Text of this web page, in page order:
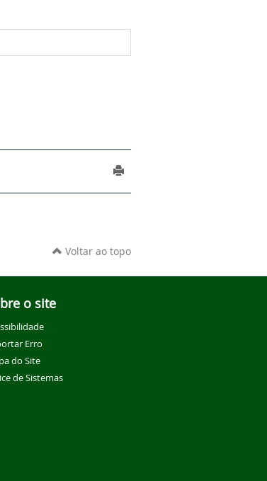
Voltar ao topo
o site
Erro
do Site
de Sistemas